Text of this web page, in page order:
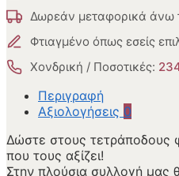
Δωρεάν μεταφορικά άνω
Φτιαγμένο όπως εσείς
Χονδρική / Ποσοτικές:
Περιγραφή
Αξιολογήσεις 0
Δώστε στους τετράποδους
που τους αξίζει!
Στην πλούσια συλλογή μας